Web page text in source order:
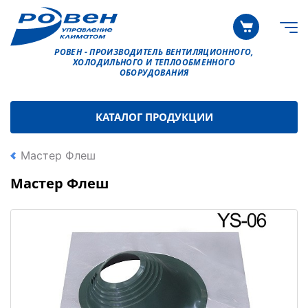
РОВЕН - ПРОИЗВОДИТЕЛЬ ВЕНТИЛЯЦИОННОГО,
ХОЛОДИЛЬНОГО И ТЕПЛООБМЕННОГО
ОБОРУДОВАНИЯ
КАТАЛОГ ПРОДУКЦИИ
Мастер Флеш
Мастер Флеш